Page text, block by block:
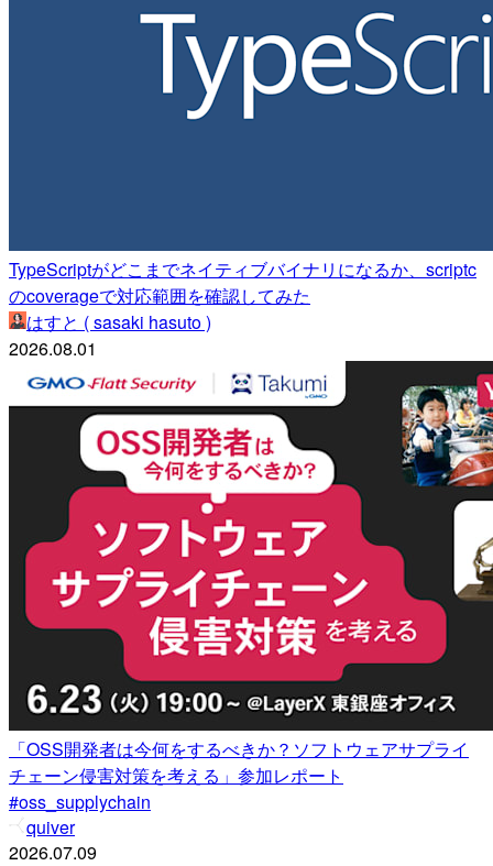
TypeScriptがどこまでネイティブバイナリになるか、scriptc
のcoverageで対応範囲を確認してみた
はすと ( sasaki hasuto )
2026.08.01
「OSS開発者は今何をするべきか？ソフトウェアサプライ
チェーン侵害対策を考える」参加レポート
#oss_supplychain
quiver
2026.07.09